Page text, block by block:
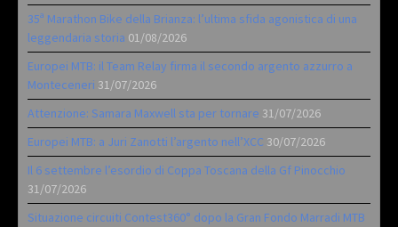
35ª Marathon Bike della Brianza: l’ultima sfida agonistica di una
leggendaria storia 01/08/2026
Europei MTB: il Team Relay firma il secondo argento azzurro a
Monteceneri 31/07/2026
Attenzione: Samara Maxwell sta per tornare 31/07/2026
Europei MTB: a Juri Zanotti l’argento nell’XCC 30/07/2026
Il 6 settembre l’esordio di Coppa Toscana della Gf Pinocchio
31/07/2026
Situazione circuiti Contest360° dopo la Gran Fondo Marradi MTB